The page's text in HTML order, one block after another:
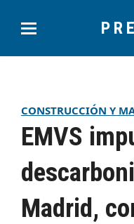
CONSTRUCCIÓN Y
EMVS
Madrid,